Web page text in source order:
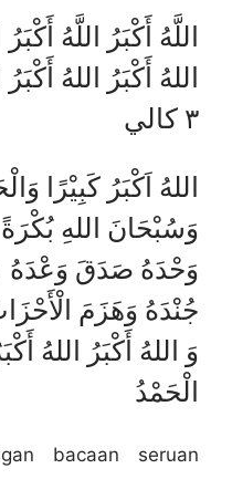
اللَّهُ أَكْبَرُ اللَّهُ أَكْبَرُ
اللهُ أَكْبَرُ اللهُ
٣ كالي
اللهُ اَكْبَرُ كَبِيْرًا
وَسُبْحَانَ اللهِ بُكْرَةً
وَحْدَهُ صَدَقَ وَعْدَهُ
جُنْدَهُ وَهَزَمَ
وَ اللهُ أَكْبَرُ اللهُ
الْحَمْدُ
bacaan seruan